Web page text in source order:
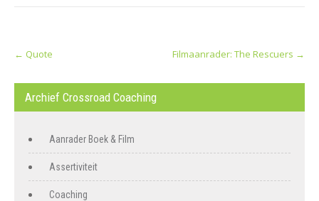
navigation
← Quote Filmaanrader: The Rescuers →
Archief Crossroad Coaching
Aanrader Boek & Film
Assertiviteit
Coaching